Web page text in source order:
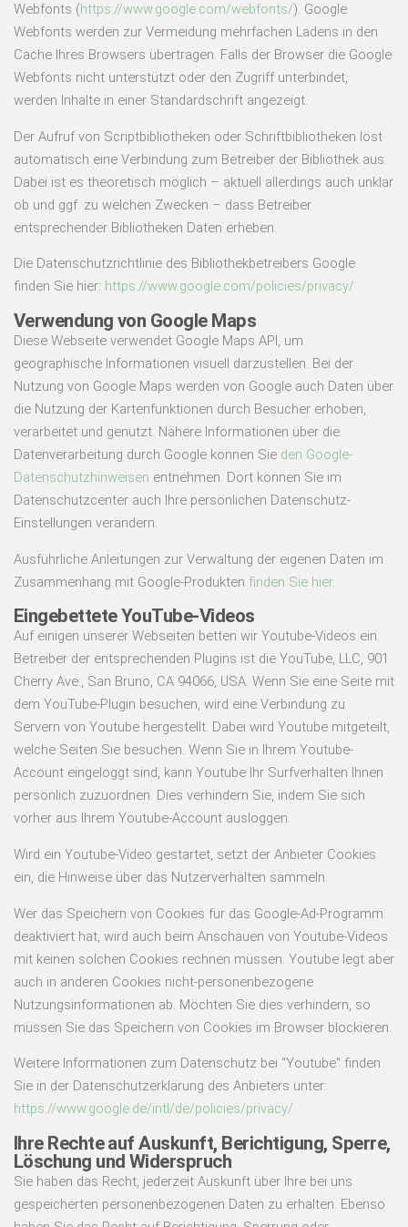
Webfonts (https://www.google.com/webfonts/). Google
Webfonts werden zur Vermeidung mehrfachen Ladens in den
Cache Ihres Browsers übertragen. Falls der Browser die Google
Webfonts nicht unterstützt oder den Zugriff unterbindet,
werden Inhalte in einer Standardschrift angezeigt.
Der Aufruf von Scriptbibliotheken oder Schriftbibliotheken löst
automatisch eine Verbindung zum Betreiber der Bibliothek aus.
Dabei ist es theoretisch möglich – aktuell allerdings auch unklar
ob und ggf. zu welchen Zwecken – dass Betreiber
entsprechender Bibliotheken Daten erheben.
Die Datenschutzrichtlinie des Bibliothekbetreibers Google
finden Sie hier: https://www.google.com/policies/privacy/
Verwendung von Google Maps
Diese Webseite verwendet Google Maps API, um
geographische Informationen visuell darzustellen. Bei der
Nutzung von Google Maps werden von Google auch Daten über
die Nutzung der Kartenfunktionen durch Besucher erhoben,
verarbeitet und genutzt. Nähere Informationen über die
Datenverarbeitung durch Google können Sie den Google-
Datenschutzhinweisen entnehmen. Dort können Sie im
Datenschutzcenter auch Ihre persönlichen Datenschutz-
Einstellungen verändern.
Ausführliche Anleitungen zur Verwaltung der eigenen Daten im
Zusammenhang mit Google-Produkten finden Sie hier.
Eingebettete YouTube-Videos
Auf einigen unserer Webseiten betten wir Youtube-Videos ein.
Betreiber der entsprechenden Plugins ist die YouTube, LLC, 901
Cherry Ave., San Bruno, CA 94066, USA. Wenn Sie eine Seite mit
dem YouTube-Plugin besuchen, wird eine Verbindung zu
Servern von Youtube hergestellt. Dabei wird Youtube mitgeteilt,
welche Seiten Sie besuchen. Wenn Sie in Ihrem Youtube-
Account eingeloggt sind, kann Youtube Ihr Surfverhalten Ihnen
persönlich zuzuordnen. Dies verhindern Sie, indem Sie sich
vorher aus Ihrem Youtube-Account ausloggen.
Wird ein Youtube-Video gestartet, setzt der Anbieter Cookies
ein, die Hinweise über das Nutzerverhalten sammeln.
Wer das Speichern von Cookies für das Google-Ad-Programm
deaktiviert hat, wird auch beim Anschauen von Youtube-Videos
mit keinen solchen Cookies rechnen müssen. Youtube legt aber
auch in anderen Cookies nicht-personenbezogene
Nutzungsinformationen ab. Möchten Sie dies verhindern, so
müssen Sie das Speichern von Cookies im Browser blockieren.
Weitere Informationen zum Datenschutz bei "Youtube" finden
Sie in der Datenschutzerklärung des Anbieters unter:
https://www.google.de/intl/de/policies/privacy/
Ihre Rechte auf Auskunft, Berichtigung, Sperre,
Löschung und Widerspruch
Sie haben das Recht, jederzeit Auskunft über Ihre bei uns
gespeicherten personenbezogenen Daten zu erhalten. Ebenso